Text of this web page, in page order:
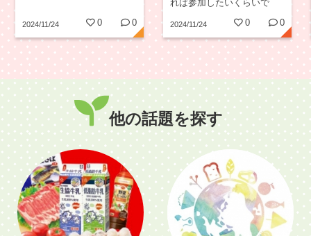
2024/11/24 0 0
れば参加したいくらいで
ので、少しまわりから浮い
ていました。
2024/11/24 0 0
他の話題を探す